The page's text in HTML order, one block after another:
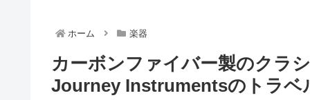
ホーム 楽器
カーボンファイバー製のクラ
Journey Instrumentsのトラベ